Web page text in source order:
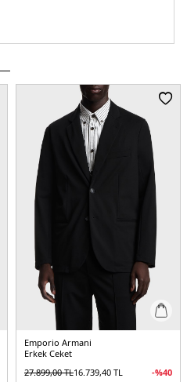
Emporio Armani
Erkek Ceket
27.899,00TL16.739,40 TL -%40